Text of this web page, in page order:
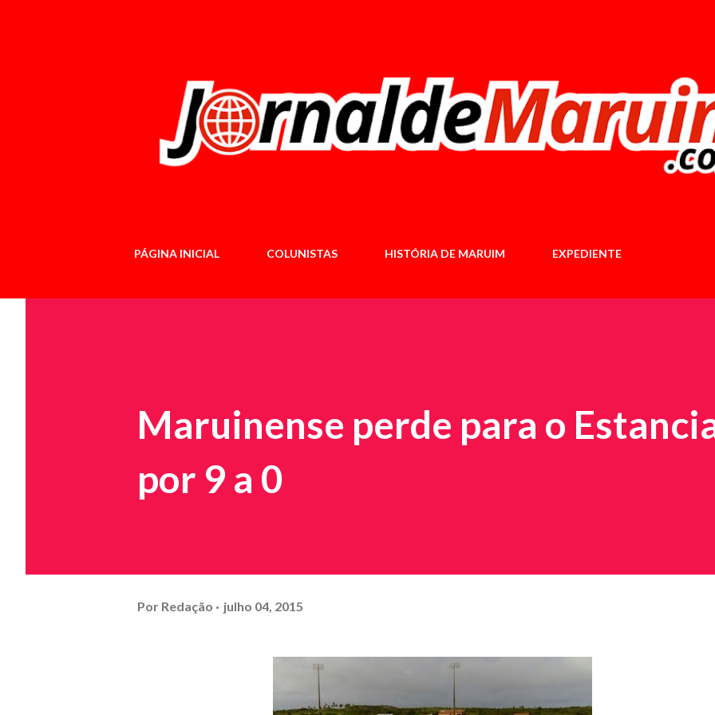
PÁGINA INICIAL COLUNISTAS HISTÓRIA DE MARUIM EXPEDIENTE
Maruinense perde para o
por 9 a 0
Por Redação julho 04, 2015